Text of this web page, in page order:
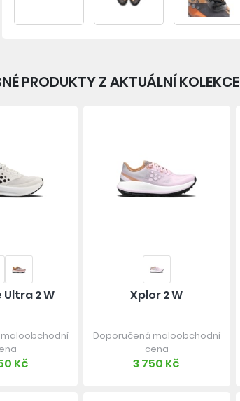
PRODUKTY Z AKTUÁLNÍ KOLEKCE
2 W
Kč
Xplor 2 W
Doporučená maloobchodní
cena
3 750 Kč